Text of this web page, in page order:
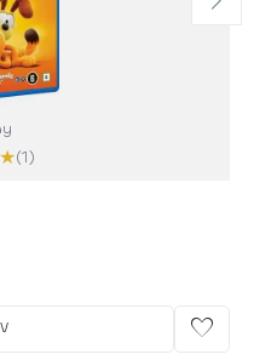
★(1)
favorite